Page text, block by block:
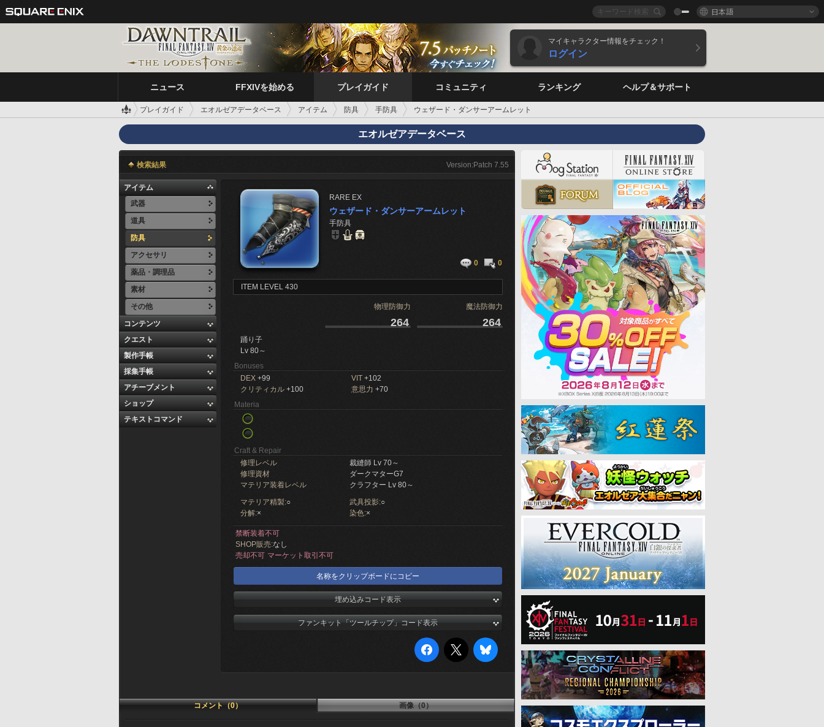
日本語
マイキャラクター情報をチェック！
ログイン
ニュース FFXIVを始める プレイガイド コミュニティ ランキング ヘルプ＆サポート
プレイガイド エオルゼアデータベース アイテム 防具 手防具 ウェザード・ダンサーアームレット
エオルゼアデータベース
検索結果 Version:Patch 7.55
アイテム
武器
道具
防具
アクセサリ
薬品・調理品
素材
その他
コンテンツ
クエスト
製作手帳
採集手帳
アチーブメント
ショップ
テキストコマンド
RARE EX
ウェザード・ダンサーアームレット
手防具
0 0
ITEM LEVEL 430
物理防御力 魔法防御力
264 264
踊り子
Lv 80～
Bonuses
DEX +99 VIT +102
クリティカル +100 意思力 +70
Materia
Craft & Repair
修理レベル
裁縫師 Lv 70～
修理資材
ダークマターG7
マテリア装着レベル
クラフター Lv 80～
マテリア精製:○ 武具投影:○
分解:× 染色:×
禁断装着不可
SHOP販売:なし
売却不可 マーケット取引不可
名称をクリップボードにコピー
埋め込みコード表示
ファンキット「ツールチップ」コード表示
コメント（0） 画像（0）